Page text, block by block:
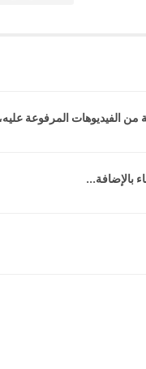
من الفيديوهات المرفوعة